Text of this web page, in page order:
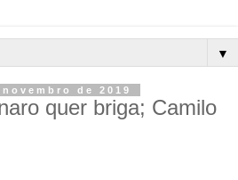
▼
de 2019
quer briga; Camilo